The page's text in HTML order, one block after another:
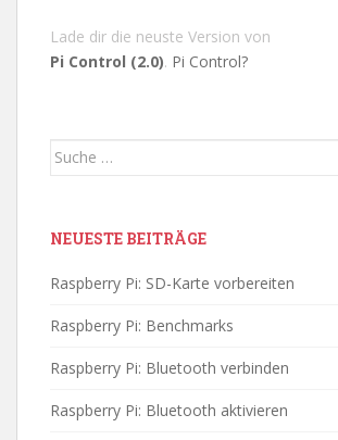
Lade dir die neuste Version von
Pi Control (2.0). Pi Control?
Suche
NEUESTE BEITRÄGE
Raspberry Pi: SD-Karte vorbereiten
Raspberry Pi: Benchmarks
Raspberry Pi: Bluetooth verbinden
Raspberry Pi: Bluetooth aktivieren